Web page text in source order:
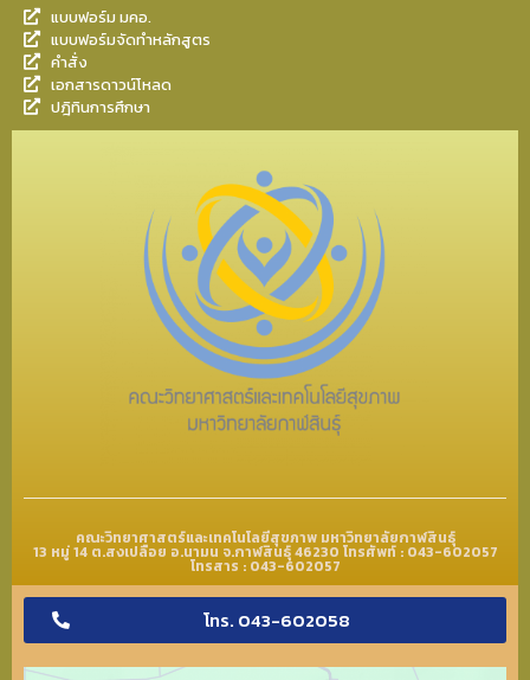
แบบฟอร์ม มคอ.
แบบฟอร์มจัดทำหลักสูตร
คำสั่ง
เอกสารดาวน์โหลด
ปฎิทินการศึกษา
คณะวิทยาศาสตร์และเทคโนโลยีสุขภาพ มหาวิทยาลัยกาฬสินธุ์
13 หมู่ 14 ต.สงเปลือย อ.นามน จ.กาฬสินธุ์ 46230 โทรศัพท์ : 043-602057
โทรสาร : 043-602057
โทร. 043-602058